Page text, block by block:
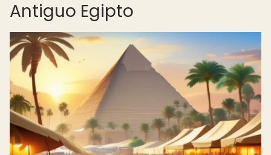
Antiguo Egipto